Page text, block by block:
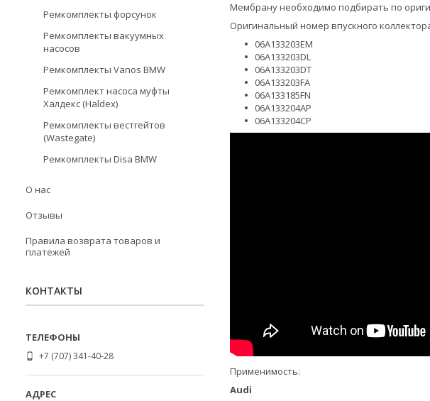
Мембрану необходимо подбирать по
Оригинальный номер впускного
06А133203ЕМ
06A133203DL
06A133203DT
06A133203FA
06A133185FN
06A133204AP
06A133204CP
Применимость:
Audi
Ремкомплекты форсунок
Ремкомплекты вакуумных
насосов
Ремкомплекты Vanos BMW
Ремкомплект насоса муфты
Халдекс (Haldex)
Ремкомплекты вестгейтов
(Wastegate)
Ремкомплекты Disa BMW
О нас
Отзывы
Правила возврата товаров и
платежей
КОНТАКТЫ
+7 (707) 341-40-28